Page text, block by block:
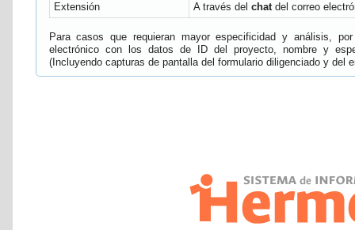
Extensión
A través del chatdel correo
Para casos que requieran mayor especificidad y análisis,
electrónico con los datos de ID del proyecto, nombre y
(Incluyendo capturas de pantalla del formulario diligenciado y del